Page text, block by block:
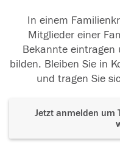
In einem
Mitglieder einer
Bekannte eintragen
bilden. Bleiben Sie in
und tragen Sie
Jetzt anmelden um